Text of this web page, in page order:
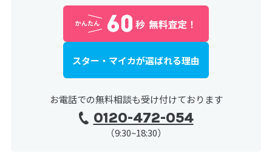
スター・マイカが選ばれる理由
お電話での無料相談も受け付けております
0120-472-054
（9:30~18:30）